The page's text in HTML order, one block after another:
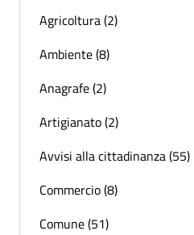
Agricoltura (2)
Ambiente (8)
Anagrafe (2)
Artigianato (2)
Avvisi alla cittadinanza (55)
Commercio (8)
Comune (51)